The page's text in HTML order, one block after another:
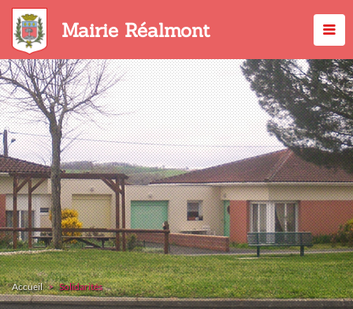
Aller
contenu
principal
Mairie Réalmont
Accueil Solidarités